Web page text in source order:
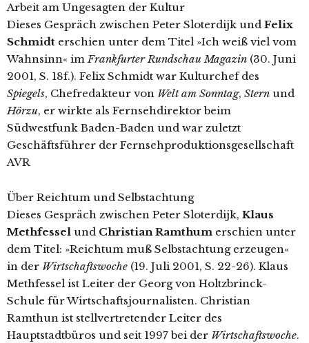
Arbeit am Ungesagten der Kultur
Dieses Gespräch zwischen Peter Sloterdijk und Felix
Schmidt erschien unter dem Titel »Ich weiß viel vom
Wahnsinn« imFrankfurter Rundschau Magazin (30. Juni
2001, S. 18f.). Felix Schmidt war Kulturchef des
Spiegels, Chefredakteur von Welt am Sonntag, Stern und
Hörzu, er wirkte als Fernsehdirektor beim
Südwestfunk Baden-Baden und war zuletzt
Geschäftsführer der Fernsehproduktionsgesellschaft
AVR
Über Reichtum und Selbstachtung
Dieses Gespräch zwischen Peter Sloterdijk, Klaus
Methfessel und Christian Ramthum erschien unter
dem Titel: »Reichtum muß Selbstachtung erzeugen«
in der Wirtschaftswoche (19. Juli 2001, S. 22-26). Klaus
Methfessel ist Leiter der Georg von Holtzbrinck-
Schule für Wirtschaftsjournalisten. Christian
Ramthun ist stellvertretender Leiter des
Hauptstadtbüros und seit 1997 bei der Wirtschaftswoche.